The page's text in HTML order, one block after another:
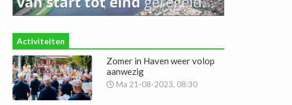
Activiteiten
Zomer in Haven weer volop
aanwezig
Ma 21-08-2023, 08:30